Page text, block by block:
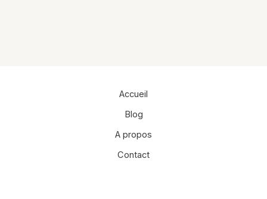
Accueil
Blog
A propos
Contact